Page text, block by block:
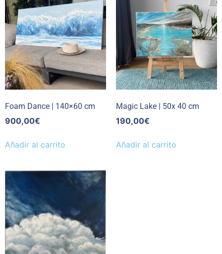
Foam Dance | 140×60 cm
900,00€
Añadir al carrito
Magic Lake | 50x 40 cm
190,00€
Añadir al carrito